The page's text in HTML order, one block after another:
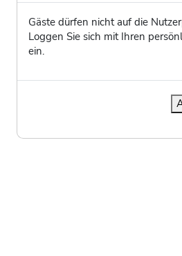
Gäste dürfen nicht auf die
Loggen Sie sich mit Ihren
ein.